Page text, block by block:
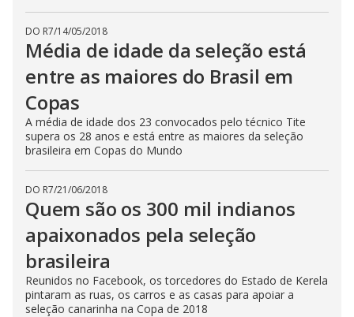
DO R7/14/05/2018
Média de idade da seleção está
entre as maiores do Brasil em
Copas
A média de idade dos 23 convocados pelo técnico Tite
supera os 28 anos e está entre as maiores da seleção
brasileira em Copas do Mundo
DO R7/21/06/2018
Quem são os 300 mil indianos
apaixonados pela seleção
brasileira
Reunidos no Facebook, os torcedores do Estado de Kerela
pintaram as ruas, os carros e as casas para apoiar a
seleção canarinha na Copa de 2018